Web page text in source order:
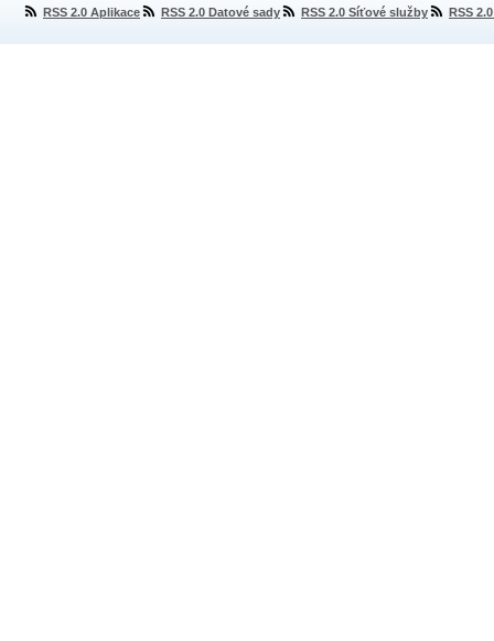
RSS 2.0 Aplikace
RSS 2.0 Datové sady RSS 2.0 Síťové služby RSS